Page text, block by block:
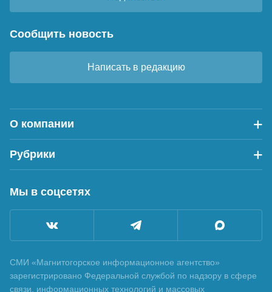
Сообщить новость
Написать в редакцию
О компании
Рубрики
Мы в соцсетях
СМИ «Магнитогорское информационное агентство»
зарегистрировано Федеральной службой по надзору в сфере
связи, информационных технологий и массовых